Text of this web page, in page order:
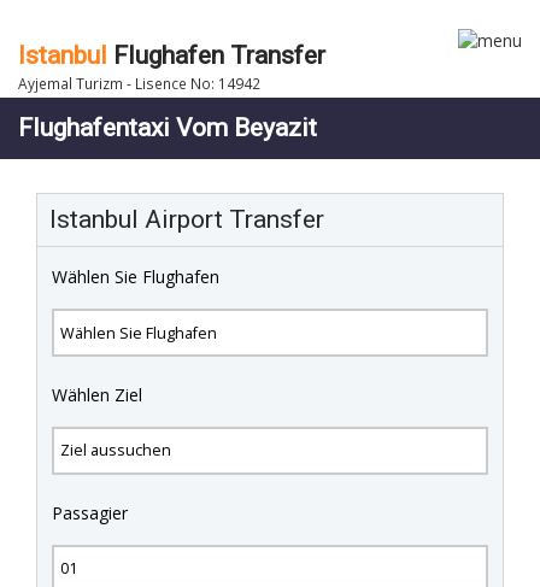
Istanbul Flughafen Transfer
Ayjemal Turizm - Lisence No: 14942
Flughafentaxi Vom Beyazit
Istanbul Airport Transfer
Wählen Sie Flughafen
Wählen Ziel
Passagier